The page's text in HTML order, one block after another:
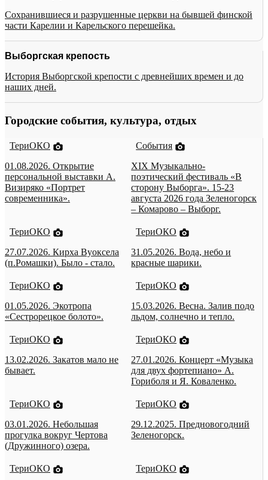
Сохранившиеся и разрушенные церкви на бывшей финской
части Карелии и Карельского перешейка.
Выборгская крепость
История Выборгской крепости с древнейших времен и до
наших дней.
Городские события, культура, отдых
ТериОКО
01.08.2026. Открытие
персональной выставки А.
Визиряко «Портрет
современника».
События
XIX Музыкально-
поэтический фестиваль «В
сторону Выборга». 15-23
августа 2026 года Зеленогорск
– Комарово – Выборг.
ТериОКО
27.07.2026. Кирха Вуоксела
(п.Ромашки). Было - стало.
ТериОКО
31.05.2026. Вода, небо и
красные шарики.
ТериОКО
01.05.2026. Экотропа
«Сестрорецкое болото».
ТериОКО
15.03.2026. Весна. Залив подо
льдом, солнечно и тепло.
ТериОКО
13.02.2026. Закатов мало не
бывает.
ТериОКО
27.01.2026. Концерт «Музыка
для двух фортепиано» А.
Гориболя и Я. Коваленко.
ТериОКО
03.01.2026. Небольшая
прогулка вокруг Чертова
(Дружинного) озера.
ТериОКО
29.12.2025. Предновогодний
Зеленогорск.
ТериОКО
ТериОКО